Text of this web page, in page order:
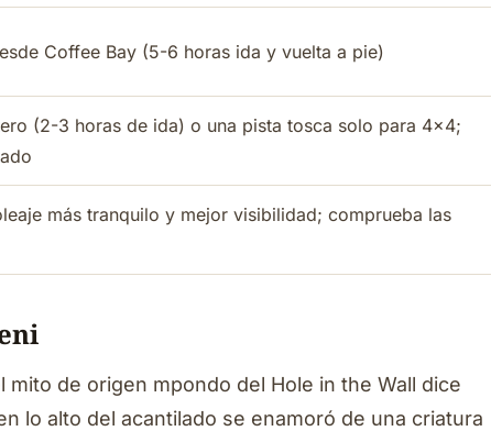
Coffee Bay (5-6 horas ida y vuelta a pie)
(2-3 horas de ida) o una pista tosca solo para 4x4;
más tranquilo y mejor visibilidad; comprueba las
de origen mpondo del Hole in the Wall dice
lo alto del acantilado se enamoró de una criatura